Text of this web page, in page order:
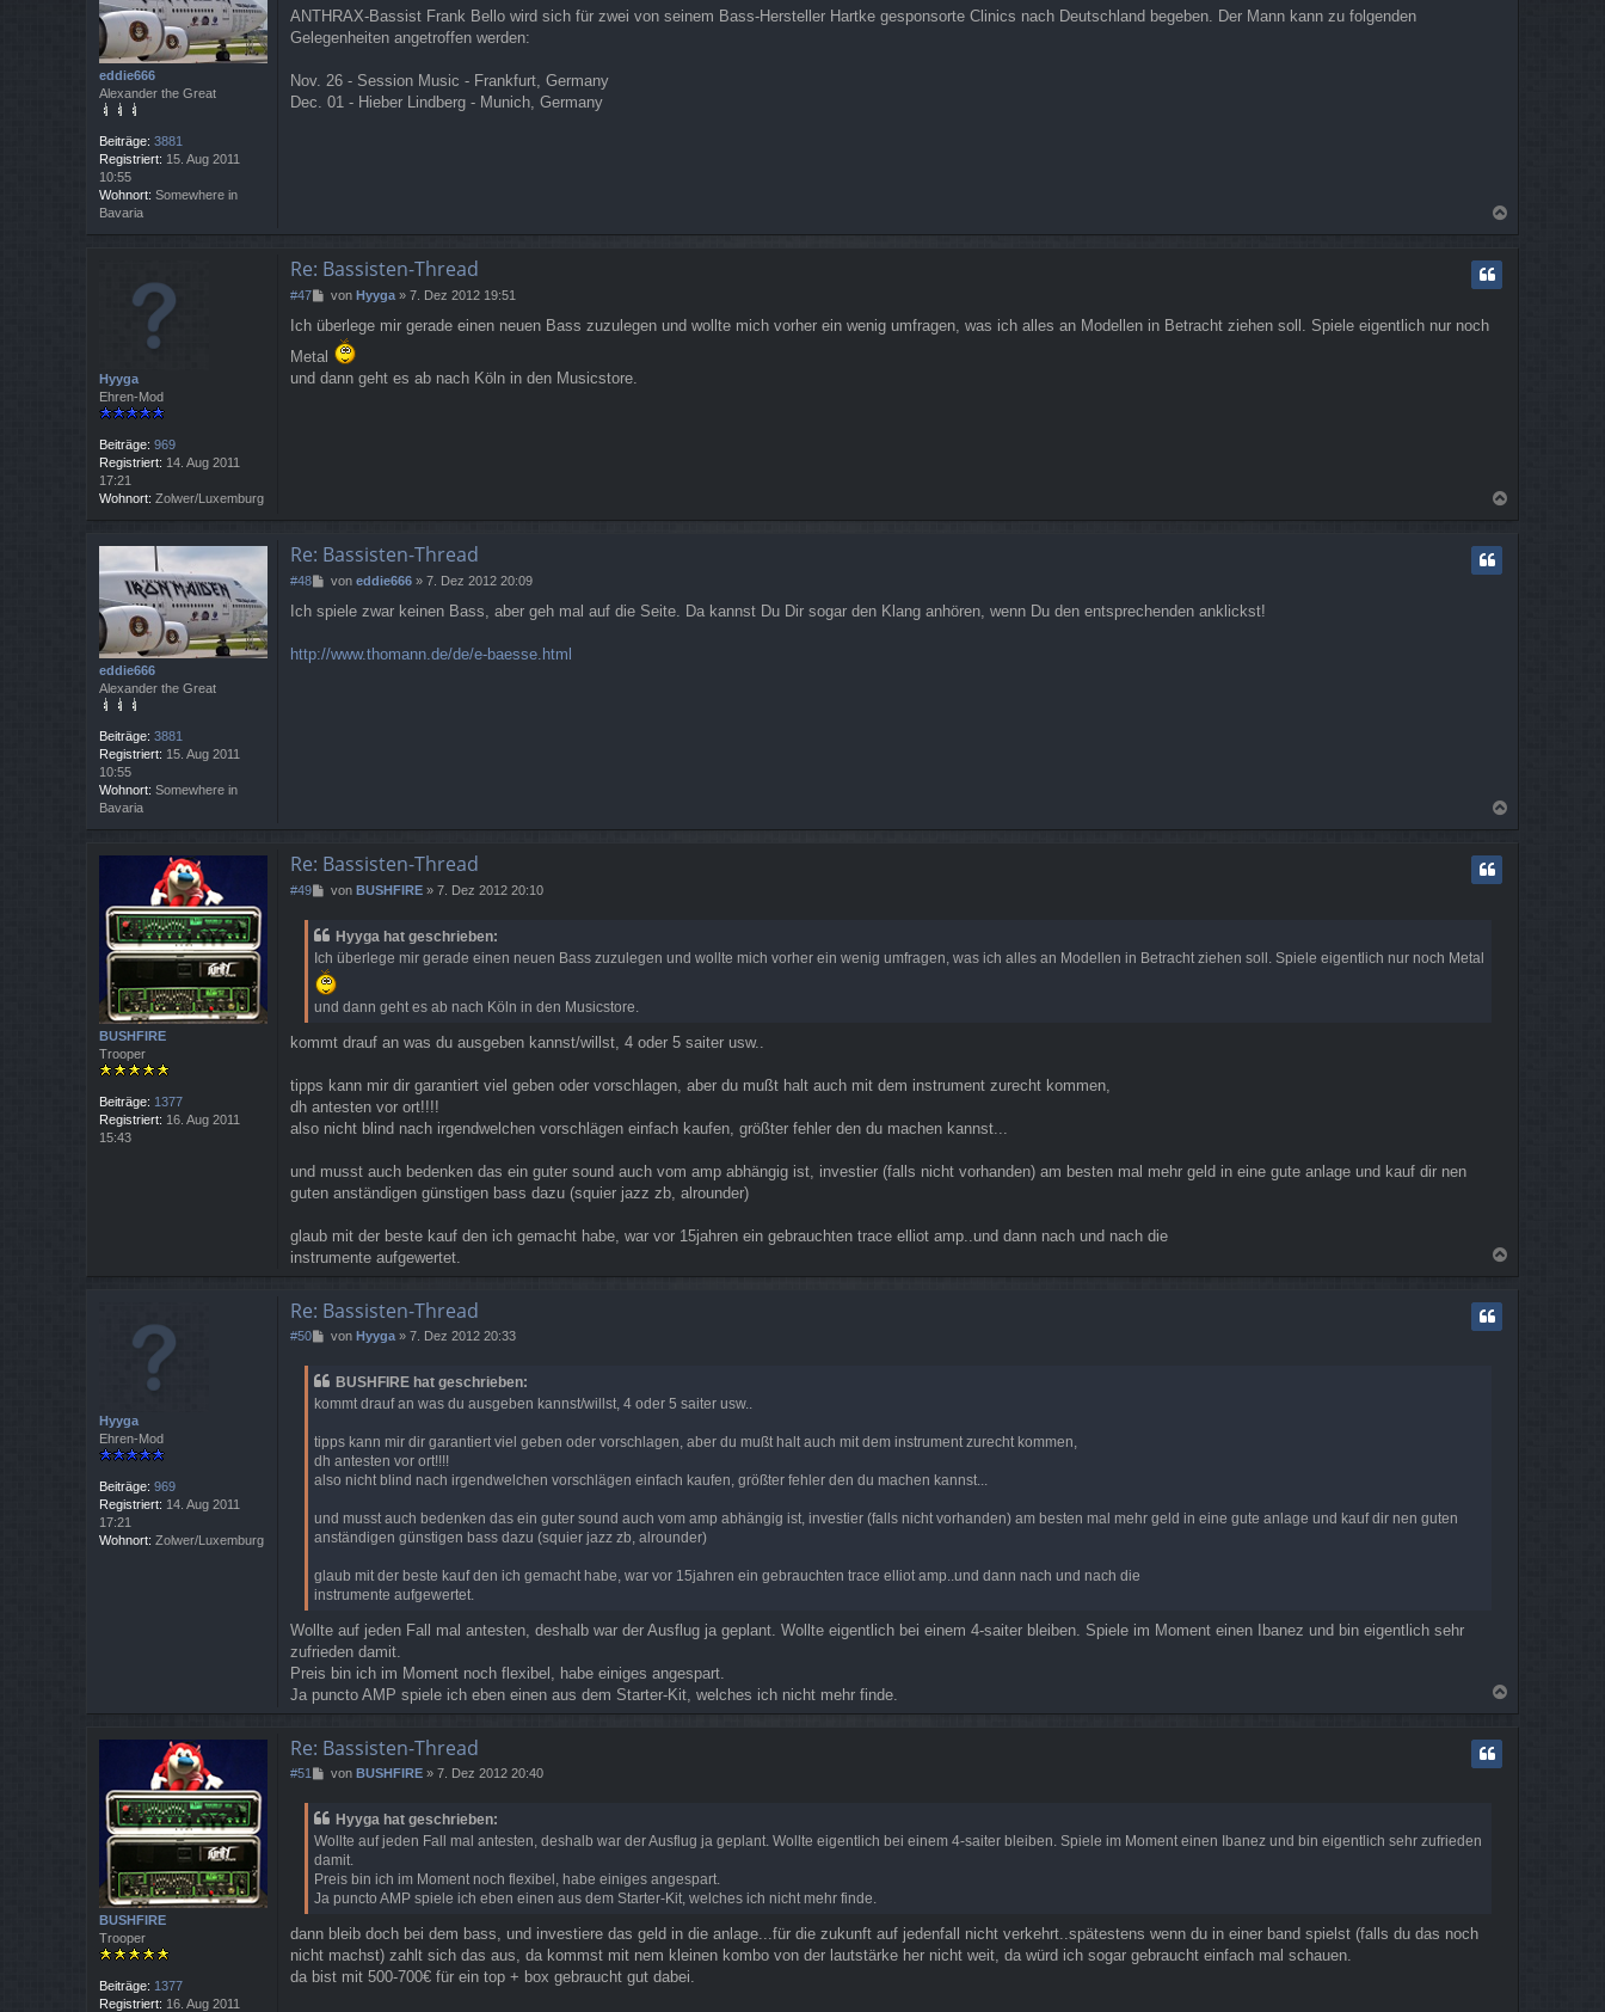
eddie666
Alexander the Great
Beiträge: 3881
Registriert: 15. Aug 2011
10:55
Wohnort: Somewhere in
Bavaria
t
a
ANTHRAX-Bassist Frank Bello wird sich für zwei von seinem Bass-Hersteller Hartke gesponsorte Clinics nach Deutschland begeben. Der Mann kann zu folgenden
Gelegenheiten angetroffen werden:
Nov. 26 - Session Music - Frankfurt, Germany
Dec. 01 - Hieber Lindberg - Munich, Germany
a
Hyyga
Ehren-Mod
Beiträge: 969
Registriert: 14. Aug 2011
17:21
Wohnort: Zolwer/Luxemburg
Re: Bassisten-Thread
#47
B
i
t
r
a
von Hyyga» 7. Dez 2012 19:51
Ich überlege mir gerade einen neuen Bass zuzulegen und wollte mich vorher ein wenig umfragen, was ich alles an Modellen in Betracht ziehen soll. Spiele eigentlich nur noch
Metal
und dann geht es ab nach Köln in den Musicstore.
eddie666
Alexander the Great
Beiträge: 3881
Registriert: 15. Aug 2011
10:55
Wohnort: Somewhere in
Bavaria
Re: Bassisten-Thread
#48
B
i
r
von eddie666» 7. Dez 2012 20:09
Ich spiele zwar keinen Bass, aber geh mal auf die Seite. Da kannst Du Dir sogar den Klang anhören, wenn Du den entsprechenden anklickst!
http://www.thomann.de/de/e-baesse.html
a
BUSHFIRE
Trooper
Beiträge: 1377
Registriert: 16. Aug 2011
15:43
Re: Bassisten-Thread
#49
B
t
r
a
g
von BUSHFIRE» 7. Dez 2012 20:10
Hyyga hat geschrieben:
Ich überlege mir gerade einen neuen Bass zuzulegen und wollte mich vorher ein wenig umfragen, was ich alles an Modellen in Betracht ziehen soll. Spiele eigentlich nur noch Metal
und dann geht es ab nach Köln in den Musicstore.
kommt drauf an was du ausgeben kannst/willst, 4 oder 5 saiter usw..
tipps kann mir dir garantiert viel geben oder vorschlagen, aber du mußt halt auch mit dem instrument zurecht kommen,
dh antesten vor ort!!!!
also nicht blind nach irgendwelchen vorschlägen einfach kaufen, größter fehler den du machen kannst...
und musst auch bedenken das ein guter sound auch vom amp abhängig ist, investier (falls nicht vorhanden) am besten mal mehr geld in eine gute anlage und kauf dir nen
guten anständigen günstigen bass dazu (squier jazz zb, alrounder)
glaub mit der beste kauf den ich gemacht habe, war vor 15jahren ein gebrauchten trace elliot amp..und dann nach und nach die
instrumente aufgewertet.
Hyyga
Ehren-Mod
Beiträge: 969
Registriert: 14. Aug 2011
17:21
Wohnort: Zolwer/Luxemburg
Re: Bassisten-Thread
#50
B
t
r
g
von Hyyga» 7. Dez 2012 20:33
BUSHFIRE hat geschrieben:
kommt drauf an was du ausgeben kannst/willst, 4 oder 5 saiter usw..
tipps kann mir dir garantiert viel geben oder vorschlagen, aber du mußt halt auch mit dem instrument zurecht kommen,
dh antesten vor ort!!!!
also nicht blind nach irgendwelchen vorschlägen einfach kaufen, größter fehler den du machen kannst...
und musst auch bedenken das ein guter sound auch vom amp abhängig ist, investier (falls nicht vorhanden) am besten mal mehr geld in eine gute anlage und kauf dir nen guten
anständigen günstigen bass dazu (squier jazz zb, alrounder)
glaub mit der beste kauf den ich gemacht habe, war vor 15jahren ein gebrauchten trace elliot amp..und dann nach und nach die
instrumente aufgewertet.
Wollte auf jeden Fall mal antesten, deshalb war der Ausflug ja geplant. Wollte eigentlich bei einem 4-saiter bleiben. Spiele im Moment einen Ibanez und bin eigentlich sehr
zufrieden damit.
Preis bin ich im Moment noch flexibel, habe einiges angespart.
Ja puncto AMP spiele ich eben einen aus dem Starter-Kit, welches ich nicht mehr finde.
a
BUSHFIRE
Trooper
Beiträge: 1377
Registriert: 16. Aug 2011
Re: Bassisten-Thread
#51
B
i
t
r
a
g
von BUSHFIRE» 7. Dez 2012 20:40
Hyyga hat geschrieben:
Wollte auf jeden Fall mal antesten, deshalb war der Ausflug ja geplant. Wollte eigentlich bei einem 4-saiter bleiben. Spiele im Moment einen Ibanez und bin eigentlich sehr zufrieden
damit.
Preis bin ich im Moment noch flexibel, habe einiges angespart.
Ja puncto AMP spiele ich eben einen aus dem Starter-Kit, welches ich nicht mehr finde.
dann bleib doch bei dem bass, und investiere das geld in die anlage...für die zukunft auf jedenfall nicht verkehrt..spätestens wenn du in einer band spielst (falls du das noch
nicht machst) zahlt sich das aus, da kommst mit nem kleinen kombo von der lautstärke her nicht weit, da würd ich sogar gebraucht einfach mal schauen.
da bist mit 500-700€ für ein top + box gebraucht gut dabei.